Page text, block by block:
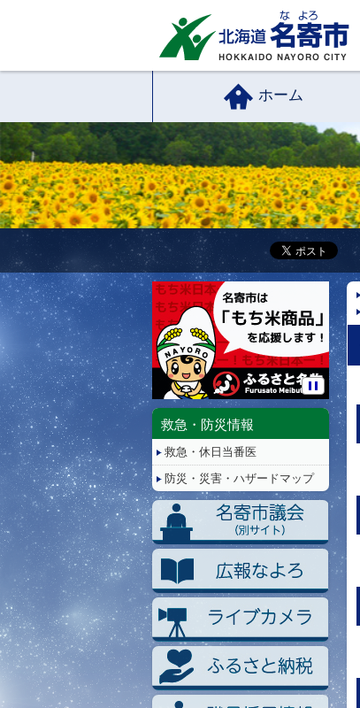
ホーム
停
再
救急・防災情報
救急・休日当番医
防災・災害・ハザードマップ